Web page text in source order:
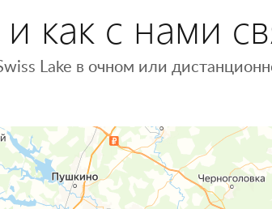
как с нами
Lake в очном или